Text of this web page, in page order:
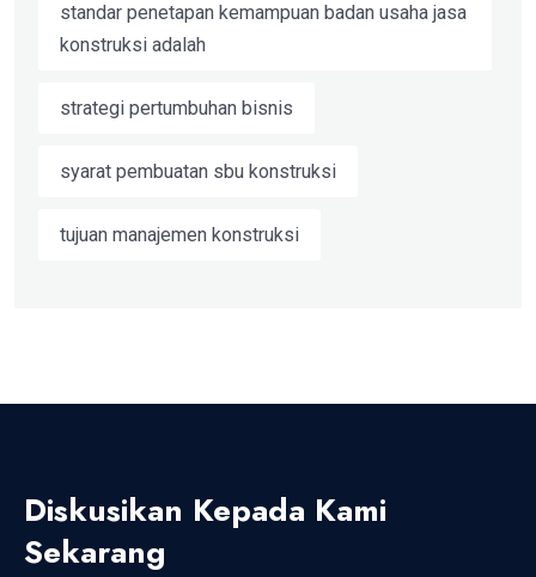
standar penetapan kemampuan badan usaha jasa
konstruksi adalah
strategi pertumbuhan bisnis
syarat pembuatan sbu konstruksi
tujuan manajemen konstruksi
Diskusikan Kepada Kami
Sekarang